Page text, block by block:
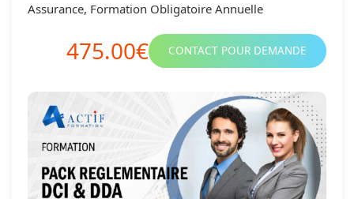
Assurance, Formation Obligatoire Annuelle
475.00€ CONTACT POUR DEMANDE